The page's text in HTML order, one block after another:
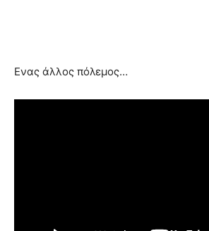
Ενας άλλος πόλεμος…